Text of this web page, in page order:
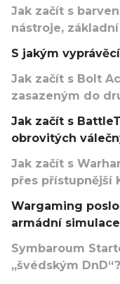
Jak začít s
nástroje,
S jakým
Jak začít s Bolt
zasazeným do
Jak začít s
obrovitých
Jak začít s
přes přístupnější
Wargaming
armádní
Symbaroum
„švédským DnD“?